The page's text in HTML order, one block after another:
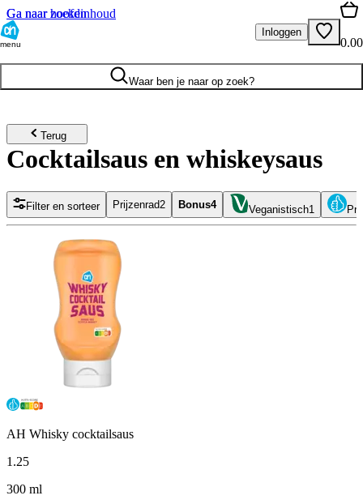
Ga naar hoofdinhoud
Ga naar zoeken
menu
Inloggen
0.00
Waar ben je naar op zoek?
Terug
Cocktailsaus en whiskeysaus
Filter en sorteer Prijzenrad2 Bonus4 Veganistisch1
AH Whisky cocktailsaus
1.25
300 ml